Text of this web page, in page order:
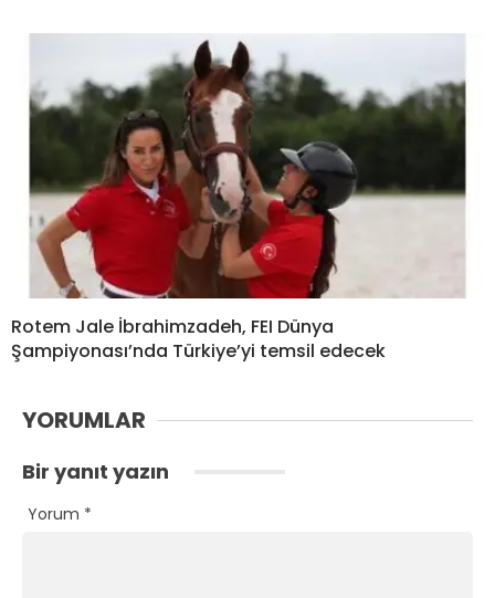
Rotem Jale İbrahimzadeh, FEI Dünya
Şampiyonası’nda Türkiye’yi temsil edecek
YORUMLAR
Bir yanıt yazın
Yorum *